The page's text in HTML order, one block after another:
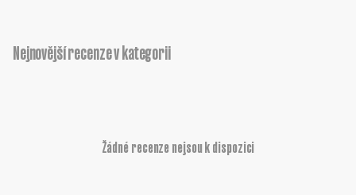
Nejnovější recenze v kategorii
Žádné recenze nejsou k dispozici